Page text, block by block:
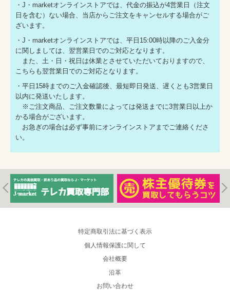
・J・marketオンラインストアでは、代金の振込が4営業日（注文
日を含む）ない場合、当店からご注文をキャンセルする場合がご
ざいます。
・J・marketオンラインストアでは、平日15:00時以降のご入金分
に関しましては、翌営業日でのご対応となります。
また、土・日・祝日は休業とさせていただいておりますので、
こちらも翌営業日でのご対応となります。
・平日15時までのご入金確認後、最短即日発送、遅くとも3営業日
以内に発送いたします。
※ご注文商品、ご注文数量によっては発送までに3営業日以上か
かる場合がございます。
お急ぎの場合は必ず事前にオンラインストアまでご連絡くださ
い。
特定商取引法に基づく表示
個人情報保護に関して
会社概要
沿革
お問い合わせ